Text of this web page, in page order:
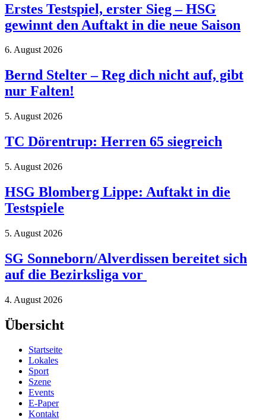
Erstes Testspiel, erster Sieg – HSG
gewinnt den Auftakt in die neue Saison
6. August 2026
Bernd Stelter – Reg dich nicht auf, gibt
nur Falten!
5. August 2026
TC Dörentrup: Herren 65 siegreich
5. August 2026
HSG Blomberg Lippe: Auftakt in die
Testspiele
5. August 2026
SG Sonneborn/Alverdissen bereitet sich
auf die Bezirksliga vor
4. August 2026
Übersicht
Startseite
Lokales
Sport
Szene
Events
E-Paper
Kontakt